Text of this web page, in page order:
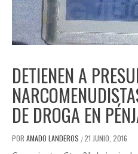
DETIENEN A
DE DROGA EN
POR AMADO LANDEROS /21 JUNIO, 2016